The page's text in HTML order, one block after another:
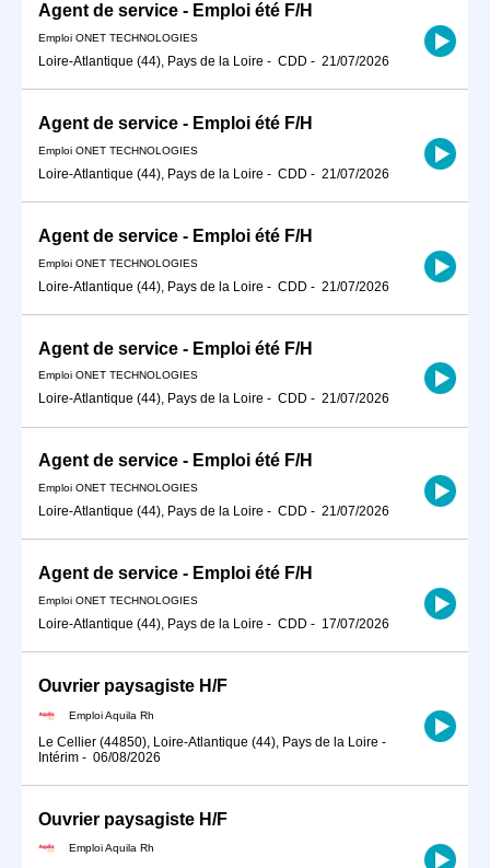
Agent de service - Emploi été F/H
Emploi ONET TECHNOLOGIES
Loire-Atlantique (44), Pays de la Loire - CDD - 21/07/2026
Agent de service - Emploi été F/H
Emploi ONET TECHNOLOGIES
Loire-Atlantique (44), Pays de la Loire - CDD - 21/07/2026
Agent de service - Emploi été F/H
Emploi ONET TECHNOLOGIES
Loire-Atlantique (44), Pays de la Loire - CDD - 21/07/2026
Agent de service - Emploi été F/H
Emploi ONET TECHNOLOGIES
Loire-Atlantique (44), Pays de la Loire - CDD - 21/07/2026
Agent de service - Emploi été F/H
Emploi ONET TECHNOLOGIES
Loire-Atlantique (44), Pays de la Loire - CDD - 21/07/2026
Agent de service - Emploi été F/H
Emploi ONET TECHNOLOGIES
Loire-Atlantique (44), Pays de la Loire - CDD - 17/07/2026
Ouvrier paysagiste H/F
Emploi Aquila Rh
Le Cellier (44850), Loire-Atlantique (44), Pays de la Loire -
Intérim - 06/08/2026
Ouvrier paysagiste H/F
Emploi Aquila Rh